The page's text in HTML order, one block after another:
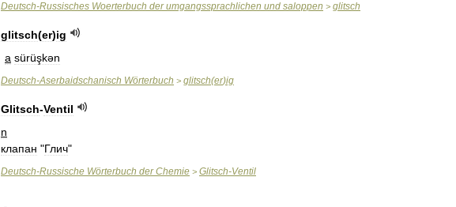
Deutsch-Russisches Woerterbuch der umgangssprachlichen und saloppen > glitsch
glitsch(er)ig
a sürüşkən
Deutsch-Aserbaidschanisch Wörterbuch > glitsch(er)ig
Glitsch-Ventil
n
клапан "Глич"
Deutsch-Russische Wörterbuch der Chemie > Glitsch-Ventil